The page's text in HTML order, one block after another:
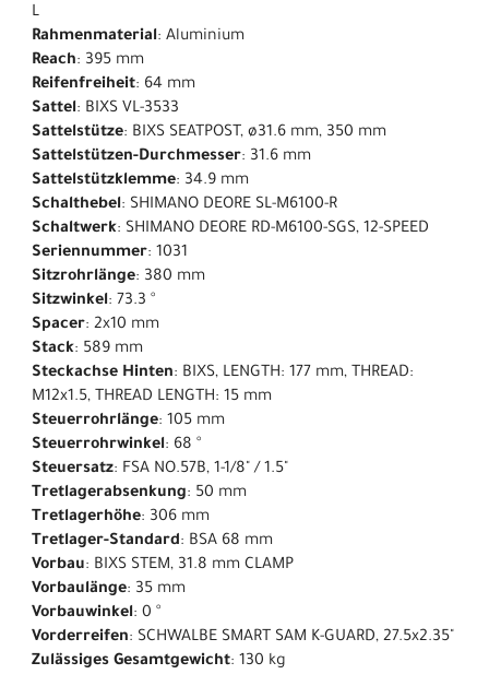
L
Rahmenmaterial: Aluminium
Reach: 395 mm
Reifenfreiheit: 64 mm
Sattel: BIXS VL-3533
Sattelstütze: BIXS SEATPOST, ø31.6 mm, 350 mm
Sattelstützen-Durchmesser: 31.6 mm
Sattelstützklemme: 34.9 mm
Schalthebel: SHIMANO DEORE SL-M6100-R
Schaltwerk: SHIMANO DEORE RD-M6100-SGS, 12-SPEED
Seriennummer: 1031
Sitzrohrlänge: 380 mm
Sitzwinkel: 73.3 °
Spacer: 2x10 mm
Stack: 589 mm
Steckachse Hinten: BIXS, LENGTH: 177 mm, THREAD:
M12x1.5, THREAD LENGTH: 15 mm
Steuerrohrlänge: 105 mm
Steuerrohrwinkel: 68 °
Steuersatz: FSA NO.57B, 1-1/8" / 1.5"
Tretlagerabsenkung: 50 mm
Tretlagerhöhe: 306 mm
Tretlager-Standard: BSA 68 mm
Vorbau: BIXS STEM, 31.8 mm CLAMP
Vorbaulänge: 35 mm
Vorbauwinkel: 0 °
Vorderreifen: SCHWALBE SMART SAM K-GUARD, 27.5x2.35"
Zulässiges Gesamtgewicht: 130 kg